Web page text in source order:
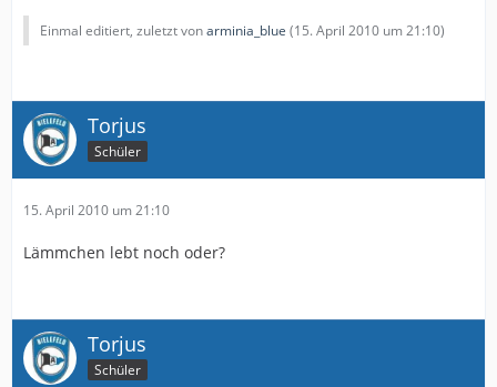
Einmal editiert, zuletzt vonarminia_blue (15. April 2010 um 21:10)
Torjus
Schüler
15. April 2010 um 21:10
Lämmchen lebt noch oder?
Torjus
Schüler